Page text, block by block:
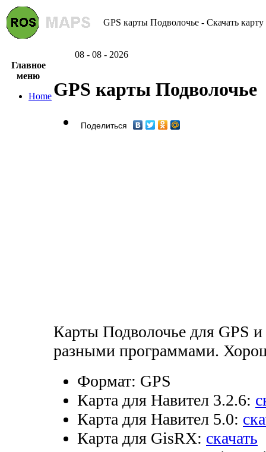
GPS карты Подволочье - Скачать карту
08 - 08 - 2026
Главное
меню
Home GPS карты Подволочье
Поделиться
Карты Подволочье для GPS
разными программами.
Формат: GPS
Карта для Навител 3.2.6:
Карта для Навител 5.0:
Карта для GisRX: скачать